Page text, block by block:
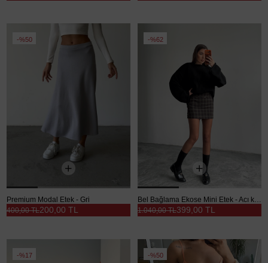
%50
Premium Modal Etek - Gri
200,00 TL
400,00 TL
%62
399,00 TL
1.040,00 TL
%17 %50